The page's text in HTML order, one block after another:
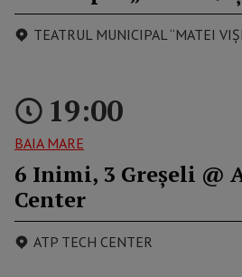
TEATRUL MUNICIPAL “MATEI
19:00
BAIA MARE
6 Inimi, 3 Greșeli @
Center
ATP TECH CENTER